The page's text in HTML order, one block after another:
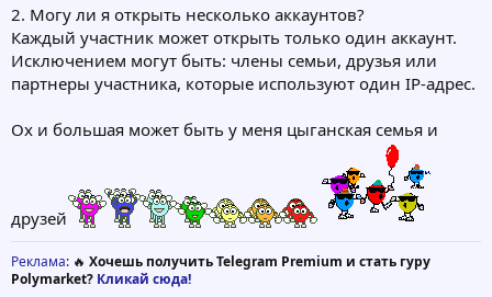
2. Могу ли я открыть несколько аккаунтов?
Каждый участник может открыть только один аккаунт.
Исключением могут быть: члены семьи, друзья или
партнеры участника, которые используют один IP-адрес.
Ох и большая может быть у меня цыганская семья и
друзей
Реклама: 🔥 Хочешь получить Telegram Premium и стать гуру
Polymarket? Кликай сюда!